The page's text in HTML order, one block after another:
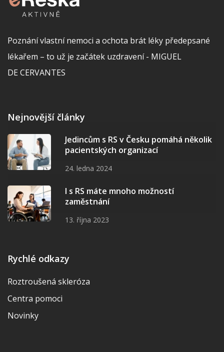
Poznání vlastní nemoci a ochota brát léky předepsané
lékařem – to už je začátek uzdravení - MIGUEL
DE CERVANTES
Nejnovější články
Jedincům s RS v Česku pomáhá několik
pacientských organizací
24. ledna 2024
I s RS máte mnoho možností
zaměstnání
13. října 2023
Rychlé odkazy
Roztroušená skleróza
Centra pomoci
Novinky